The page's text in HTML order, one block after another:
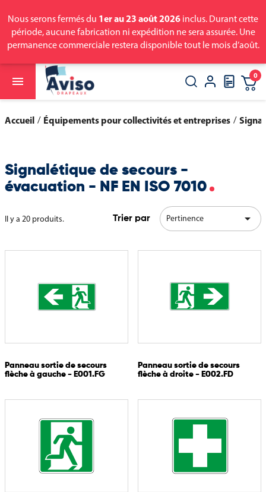
Nous serons fermés du 1er au 23 août 2026 inclus. Durant cette
période, aucune fabrication ni expédition ne sera assurée. Une
permanence commerciale restera disponible tout le mois d’août.
 0
search
Accueil Équipements pour collectivités et entreprises
Signalétique de secours -
évacuation - NF EN ISO 7010
Il y a 20 produits. Trier par Pertinence 
Panneau sortie de secours
flèche à gauche - E001.FG
Panneau sortie de secours
flèche à droite - E002.FD